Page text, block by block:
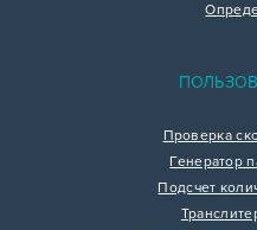
Проверка
Генератор
Подсчет